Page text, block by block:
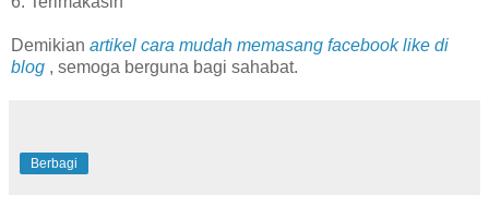
Demikian artikel cara mudah memasang facebook like di
blog , semoga berguna bagi sahabat.
Berbagi